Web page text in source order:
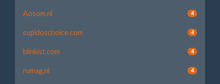
Aosom.nl 4
cupidoschoice.com 4
blinkist.com 4
rumag.nl 4